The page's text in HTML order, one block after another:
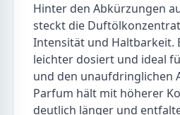
Hinter den Abkürzungen
steckt die
Intensität und Haltbarkeit.
leichter dosiert und ideal
und den unaufdringlichen
Parfum hält mit höherer
deutlich länger und